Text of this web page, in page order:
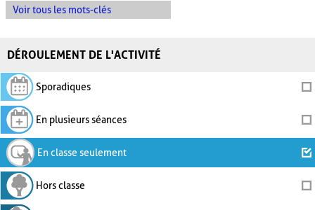
Voir tous les mots-clés
DÉROULEMENT DE L'ACTIVITÉ
Sporadiques
En plusieurs séances
En classe seulement
Hors classe